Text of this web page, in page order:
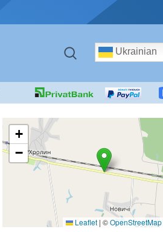
Ukrainian
+
−
Leaflet | ©OpenStreetMap